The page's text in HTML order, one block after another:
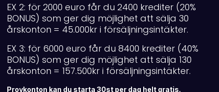
EX 2: för 2000 euro får du 2400 krediter (20%
BONUS) som ger dig möjlighet att sälja 30
årskonton = 45.000kr i försäljningsintäkter.
EX 3: för 6000 euro får du 8400 krediter (40%
BONUS) som ger dig möjlighet att sälja 130
årskonton = 157.500kr i försäljningsintäkter.
Provkonton kan du starta 30st per dag helt gratis.